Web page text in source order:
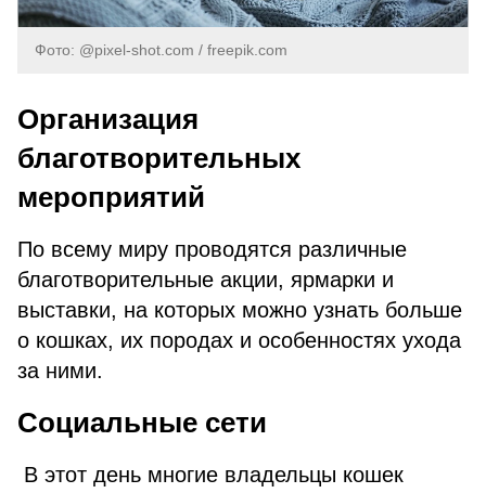
Фото: @pixel-shot.com / freepik.com
Организация
благотворительных
мероприятий
По всему миру проводятся различные
благотворительные акции, ярмарки и
выставки, на которых можно узнать больше
о кошках, их породах и особенностях ухода
за ними.
Социальные сети
В этот день многие владельцы кошек